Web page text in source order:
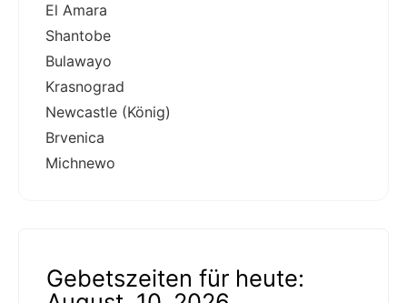
El Amara
Shantobe
Bulawayo
Krasnograd
Newcastle (König)
Brvenica
Michnewo
Gebetszeiten für heute: